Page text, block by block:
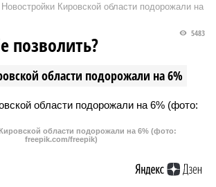
Новостройки Кировской области подорожали на
области подорожали на 6%
5483
позволить?
области подорожали на 6% (фото:
freepik.com/freepik)